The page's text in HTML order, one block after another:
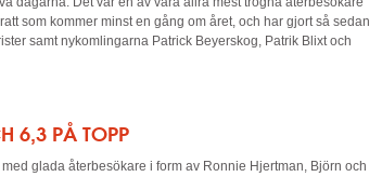
som kommer minst en gång om året, och har gjort så sedan
samt nykomlingarna Patrick Beyerskog, Patrik Blixt och
6,3 PÅ TOPP
glada återbesökare i form av Ronnie Hjertman, Björn och